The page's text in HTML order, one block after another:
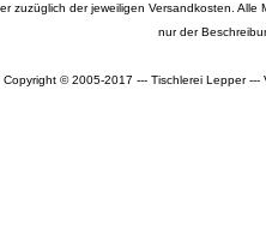
zuzüglich der jeweiligen Versandkosten.
nur der
Copyright © 2005-2017 --- Tischlerei Lepper